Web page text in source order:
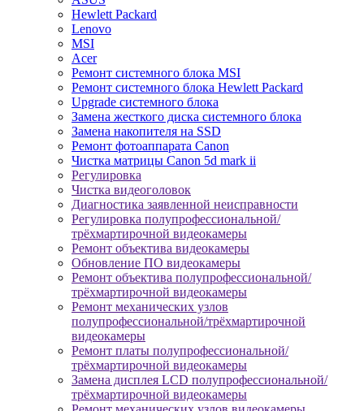
Hewlett Packard
Lenovo
MSI
Acer
Ремонт системного блока MSI
Ремонт системного блока Hewlett Packard
Upgrade системного блока
Замена жесткого диска системного блока
Замена накопителя на SSD
Ремонт фотоаппарата Canon
Чистка матрицы Canon 5d mark ii
Регулировка
Чистка видеоголовок
Диагностика заявленной неисправности
Регулировка полупрофессиональной/
трёхмартирочной видеокамеры
Ремонт объектива видеокамеры
Обновление ПО видеокамеры
Ремонт объектива полупрофессиональной/
трёхмартирочной видеокамеры
Ремонт механических узлов
полупрофессиональной/трёхмартирочной
видеокамеры
Ремонт платы полупрофессиональной/
трёхмартирочной видеокамеры
Замена дисплея LCD полупрофессиональной/
трёхмартирочной видеокамеры